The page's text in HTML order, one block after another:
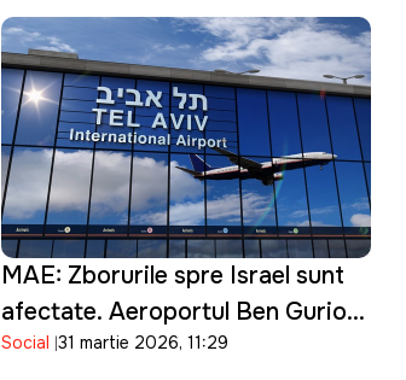
MAE: Zborurile spre Israel sunt
afectate. Aeroportul Ben Gurion
rămâne închis până la 16 aprilie
Social 31 martie 2026, 11:29